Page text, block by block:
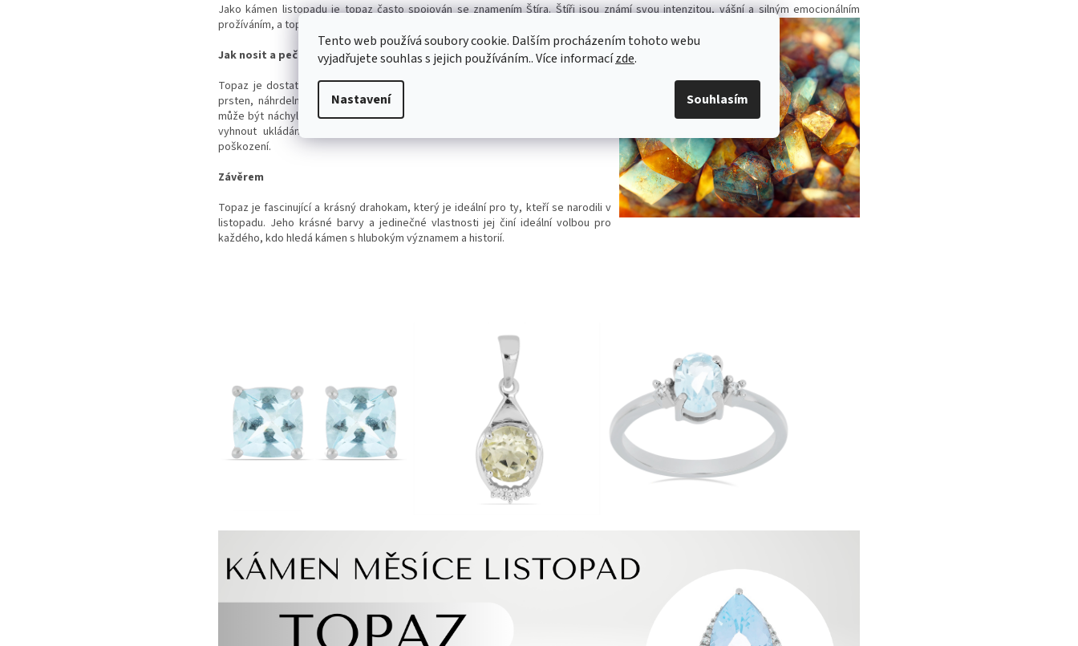
Tento web používá soubory cookie. Dalším procházením tohoto webu
vyjadřujete souhlas s jejich používáním.. Více informacízde.
Nastavení Souhlasím
Jako kámen listopadu je topaz často spojován se znamením Štíra. Štíři jsou známí svou intenzitou, vášní a silným emocionálním
prožíváním, a topaz jim může pomoci vyrovnat se s těmito silnými emocemi.
Jak nosit a pečovat o topaz
Topaz je dostatečně tvrdý kámen, aby mohl být nošen každý den, ať už jako
prsten, náhrdelník nebo náušnice. Nicméně je důležité si uvědomit, že topaz
může být náchylný k škrábancům, pokud není správně uchováván. Měli byste se
vyhnout ukládání topazu vedle tvrdších kamenů a šperků, aby se zabránilo
poškození.
Závěrem
Topaz je fascinující a krásný drahokam, který je ideální pro ty, kteří se narodili v
listopadu. Jeho krásné barvy a jedinečné vlastnosti jej činí ideální volbou pro
každého, kdo hledá kámen s hlubokým významem a historií.